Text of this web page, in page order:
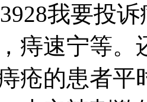
我要投
痔速宁等。
疮的患者平